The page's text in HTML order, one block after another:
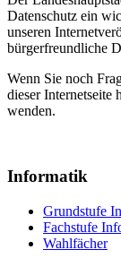
Datenschutz ein
unseren
bürgerfreundliche
Wenn Sie noch
dieser Internetseite
wenden.
Informatik
Grundstufe
Fachstufe
Wahlfächer